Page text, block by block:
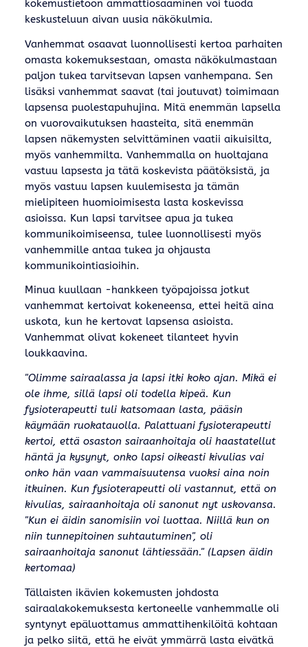
kokemustietoon ammattiosaaminen voi tuoda
keskusteluun aivan uusia näkökulmia.
Vanhemmat osaavat luonnollisesti kertoa parhaiten
omasta kokemuksestaan, omasta näkökulmastaan
paljon tukea tarvitsevan lapsen vanhempana. Sen
lisäksi vanhemmat saavat (tai joutuvat) toimimaan
lapsensa puolestapuhujina. Mitä enemmän lapsella
on vuorovaikutuksen haasteita, sitä enemmän
lapsen näkemysten selvittäminen vaatii aikuisilta,
myös vanhemmilta. Vanhemmalla on huoltajana
vastuu lapsesta ja tätä koskevista päätöksistä, ja
myös vastuu lapsen kuulemisesta ja tämän
mielipiteen huomioimisesta lasta koskevissa
asioissa. Kun lapsi tarvitsee apua ja tukea
kommunikoimiseensa, tulee luonnollisesti myös
vanhemmille antaa tukea ja ohjausta
kommunikointiasioihin.
Minua kuullaan -hankkeen työpajoissa jotkut
vanhemmat kertoivat kokeneensa, ettei heitä aina
uskota, kun he kertovat lapsensa asioista.
Vanhemmat olivat kokeneet tilanteet hyvin
loukkaavina.
"Olimme sairaalassa ja lapsi itki koko ajan. Mikä ei
ole ihme, sillä lapsi oli todella kipeä. Kun
fysioterapeutti tuli katsomaan lasta, pääsin
käymään ruokatauolla. Palattuani fysioterapeutti
kertoi, että osaston sairaanhoitaja oli haastatellut
häntä ja kysynyt, onko lapsi oikeasti kivulias vai
onko hän vaan vammaisuutensa vuoksi aina noin
itkuinen. Kun fysioterapeutti oli vastannut, että on
kivulias, sairaanhoitaja oli sanonut nyt uskovansa.
"Kun ei äidin sanomisiin voi luottaa. Niillä kun on
niin tunnepitoinen suhtautuminen", oli
sairaanhoitaja sanonut lähtiessään." (Lapsen äidin
kertomaa)
Tällaisten ikävien kokemusten johdosta
sairaalakokemuksesta kertoneelle vanhemmalle oli
syntynyt epäluottamus ammattihenkilöitä kohtaan
ja pelko siitä, että he eivät ymmärrä lasta eivätkä